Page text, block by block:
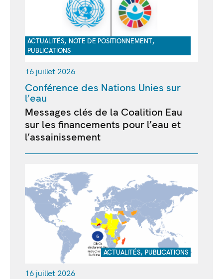
ACTUALITÉS, NOTE DE POSITIONNEMENT,
PUBLICATIONS
16 juillet 2026
Conférence des Nations Unies sur
l’eau
Messages clés de la Coalition Eau
sur les financements pour l’eau et
l’assainissement
ACTUALITÉS, PUBLICATIONS
16 juillet 2026